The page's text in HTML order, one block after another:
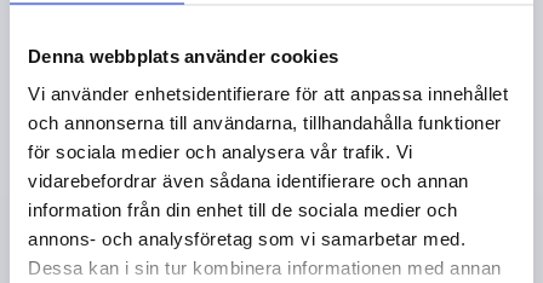
Denna webbplats använder cookies
Vi använder enhetsidentifierare för att anpassa innehållet
och annonserna till användarna, tillhandahålla funktioner
för sociala medier och analysera vår trafik. Vi
vidarebefordrar även sådana identifierare och annan
information från din enhet till de sociala medier och
annons- och analysföretag som vi samarbetar med.
Dessa kan i sin tur kombinera informationen med annan
SVAMPTRYCKKNAPP ST.1 D=M04X10, D1=21,
TERMOPLAST SVARTGRÅ RAL7021, KOMP:STÅL,
LOCK:RÖD RAL 3020
GÄNGA=M4
MATERIAL KOMPONENT=STÅL
YTTERDIAMETER=21
GÄNGLÄNGD=10
FÄRG LOCK =TRAFIKRÖTT RAL 3020
D2=12
D3=19
HÖJD=21
H1=10